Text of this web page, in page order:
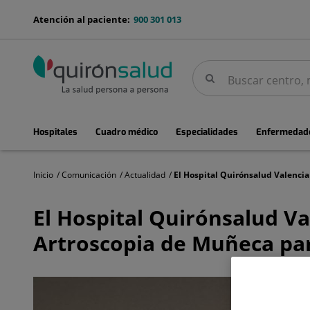
menu-
900 301 013
Atención al paciente:
BuscarBuscar
menuPrincipal
Hospitales Cuadro médico Especialidades
Inicio Comunicación Actualidad
Quirónsalud
celebra
El Hospital Quirónsalud
Artroscopia de Muñeca